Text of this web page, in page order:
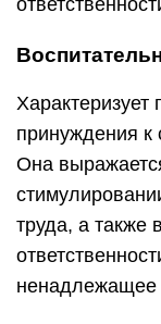
принуждения к
Она
труда, а также
ненадлежащее